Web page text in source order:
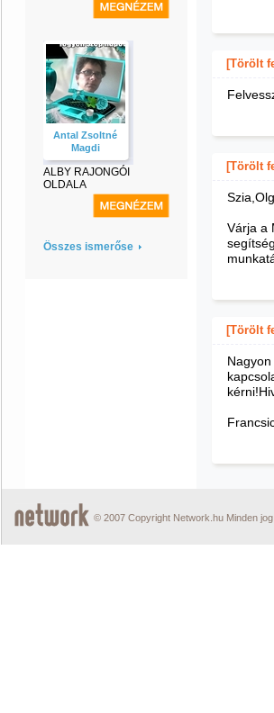
Antal Zsoltné
Magdi
ALBY RAJONGÓI
OLDALA
Összes ismerőse
[Törölt
[Törölt
Várja a
[Törölt
© 2007 Copyright Network.hu Minden jog